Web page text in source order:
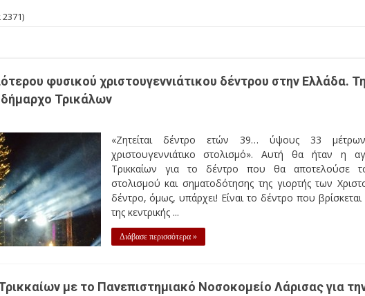
φυσικού χριστουγεννιάτικου δέντρου στην Ελλάδα.
Τρικάλων
«Ζητείται δέντρο ετών 39… ύψους 33
χριστουγεννιάτικο στολισμό». Αυτή θα ήταν η
Τρικκαίων για το δέντρο που θα αποτελούσε
στολισμού και σηματοδότησης της γιορτής των
δέντρο, όμως, υπάρχει! Είναι το δέντρο που
της κεντρικής ...
Διάβασε περισσότερα »
με το Πανεπιστημιακό Νοσοκομείο Λάρισας για